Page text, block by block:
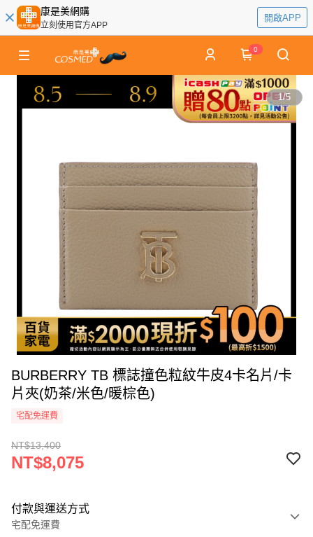
康是美網購
立刻使用官方APP
開啟APP
0
1/5
BURBERRY TB 標誌撞色粒紋牛皮4卡名片/卡
片夾(奶茶/米色/暖棕色)
宅配免運費
NT$13,400
NT$8,075
付款與運送方式
宅配免運費